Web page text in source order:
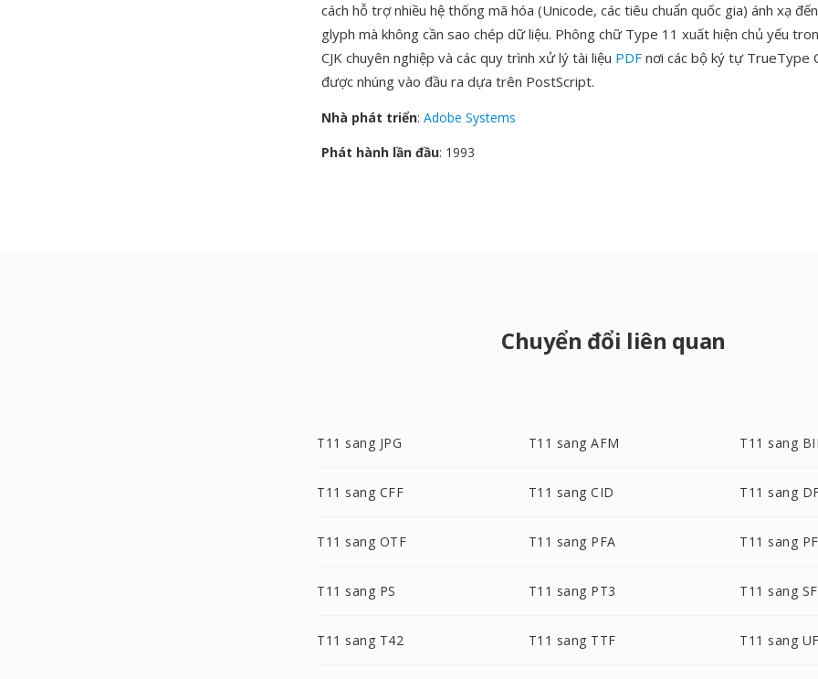
cách hỗ trợ nhiều hệ thống mã hóa (Unicode, các tiêu chuẩn quốc gia) ánh xạ
glyph mà không cần sao chép dữ liệu. Phông chữ Type 11 xuất hiện chủ yếu
CJK chuyên nghiệp và các quy trình xử lý tài liệu PDF nơi các bộ ký tự TrueType
được nhúng vào đầu ra dựa trên PostScript.
Nhà phát triển: Adobe Systems
Phát hành lần đầu: 1993
Chuyển đổi liên quan
T11 sang JPG T11 sang AFM T11 sang
T11 sang CFF T11 sang CID T11 sang
T11 sang OTF T11 sang PFA T11 sang
T11 sang PS T11 sang PT3 T11 sang
T11 sang T42 T11 sang TTF T11 sang